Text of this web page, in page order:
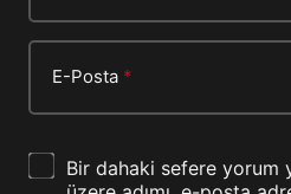
E-Posta *
Bir dahaki sefere yorum